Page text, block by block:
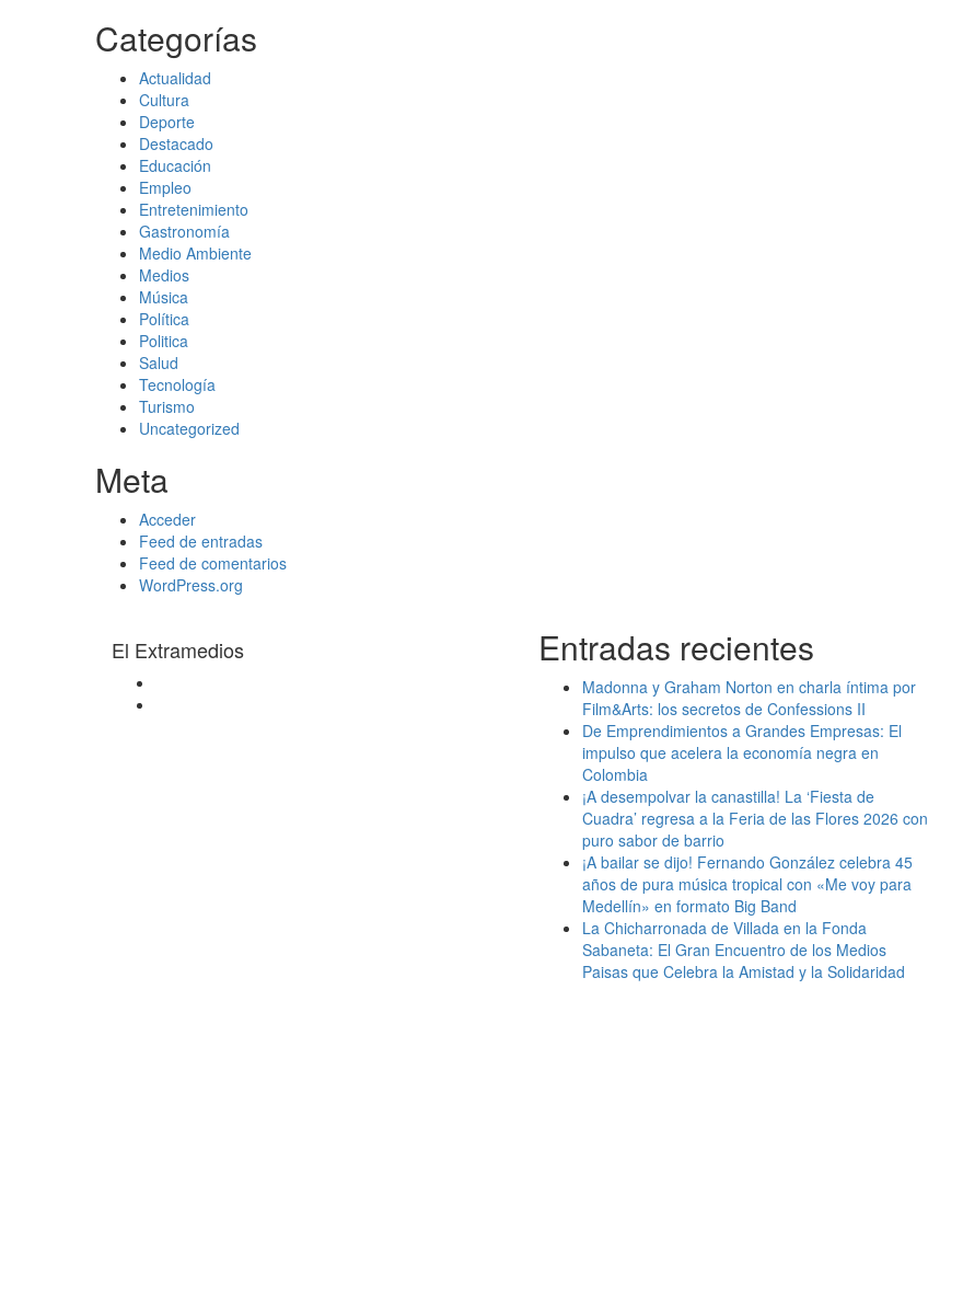
Categorías
Actualidad
Cultura
Deporte
Destacado
Educación
Empleo
Entretenimiento
Gastronomía
Medio Ambiente
Medios
Música
Política
Politica
Salud
Tecnología
Turismo
Uncategorized
Meta
Acceder
Feed de entradas
Feed de comentarios
WordPress.org
El Extramedios Entradas recientes
Madonna y Graham Norton en charla íntima por
Film&Arts: los secretos de Confessions II
De Emprendimientos a Grandes Empresas: El
impulso que acelera la economía negra en
Colombia
¡A desempolvar la canastilla! La ‘Fiesta de
Cuadra’ regresa a la Feria de las Flores 2026 con
puro sabor de barrio
¡A bailar se dijo! Fernando González celebra 45
años de pura música tropical con «Me voy para
Medellín» en formato Big Band
La Chicharronada de Villada en la Fonda
Sabaneta: El Gran Encuentro de los Medios
Paisas que Celebra la Amistad y la Solidaridad